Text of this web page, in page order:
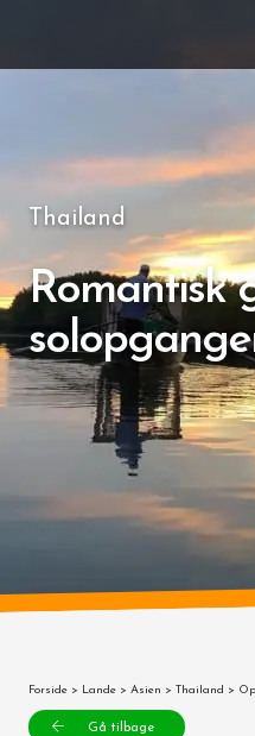
Thailand
Romantisk
Forside > Lande > Asien > Thailand >
Gå tilbage